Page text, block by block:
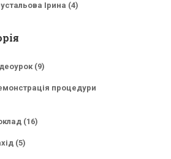
Ірина (4)
(9)
процедури
(16)
(5)